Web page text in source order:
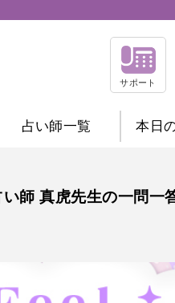
サポート
占い師一覧
不倫相談 復縁相談 浮
霊感霊視 霊
本日
い師 真虎先生の一問一